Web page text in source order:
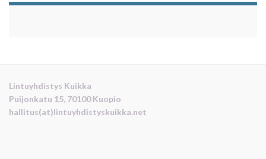
Lintuyhdistys Kuikka
Puijonkatu 15, 70100 Kuopio
hallitus(at)lintuyhdistyskuikka.net